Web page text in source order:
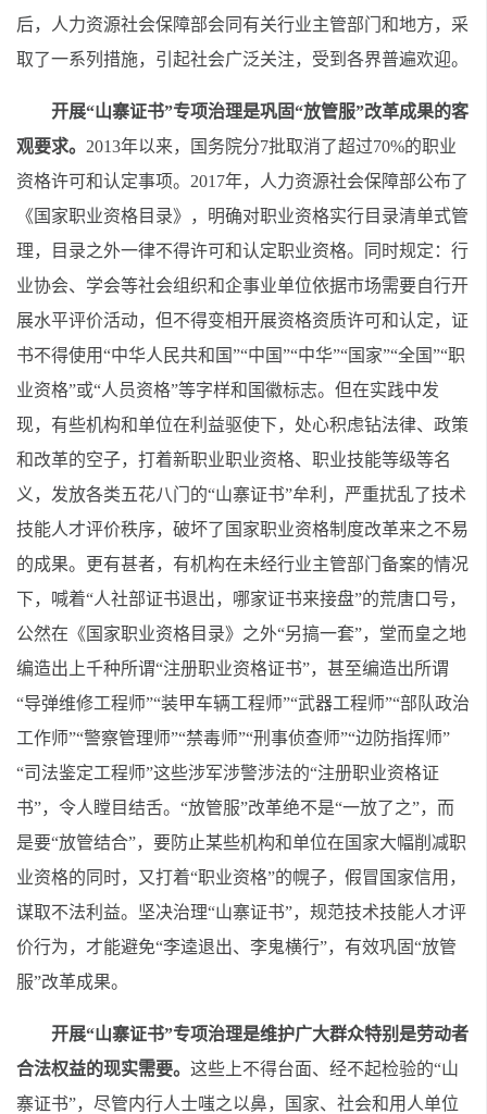
后，人力资源社会保障部会同有关行业主管部门和地方，采
取了一系列措施，引起社会广泛关注，受到各界普遍欢迎。
开展“山寨证书”专项治理是巩固“放管服”改革成果的客
观要求。 2013年以来，国务院分7批取消了超过70%的职业
资格许可和认定事项。2017年，人力资源社会保障部公布了
《国家职业资格目录》，明确对职业资格实行目录清单式管
理，目录之外一律不得许可和认定职业资格。同时规定：行
业协会、学会等社会组织和企事业单位依据市场需要自行开
展水平评价活动，但不得变相开展资格资质许可和认定，证
书不得使用“中华人民共和国”“中国”“中华”“国家”“全国”“职
业资格”或“人员资格”等字样和国徽标志。但在实践中发
现，有些机构和单位在利益驱使下，处心积虑钻法律、政策
和改革的空子，打着新职业职业资格、职业技能等级等名
义，发放各类五花八门的“山寨证书”牟利，严重扰乱了技术
技能人才评价秩序，破坏了国家职业资格制度改革来之不易
的成果。更有甚者，有机构在未经行业主管部门备案的情况
下，喊着“人社部证书退出，哪家证书来接盘”的荒唐口号，
公然在《国家职业资格目录》之外“另搞一套”，堂而皇之地
编造出上千种所谓“注册职业资格证书”，甚至编造出所谓
“导弹维修工程师”“装甲车辆工程师”“武器工程师”“部队政治
工作师”“警察管理师”“禁毒师”“刑事侦查师”“边防指挥师”
“司法鉴定工程师”这些涉军涉警涉法的“注册职业资格证
书”，令人瞠目结舌。“放管服”改革绝不是“一放了之”，而
是要“放管结合”，要防止某些机构和单位在国家大幅削减职
业资格的同时，又打着“职业资格”的幌子，假冒国家信用，
谋取不法利益。坚决治理“山寨证书”，规范技术技能人才评
价行为，才能避免“李逵退出、李鬼横行”，有效巩固“放管
服”改革成果。
开展“山寨证书”专项治理是维护广大群众特别是劳动者
合法权益的现实需要。 这些上不得台面、经不起检验的“山
寨证书”，尽管内行人士嗤之以鼻，国家、社会和用人单位